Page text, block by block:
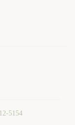
5154